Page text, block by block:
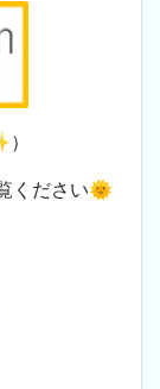
ください🌞